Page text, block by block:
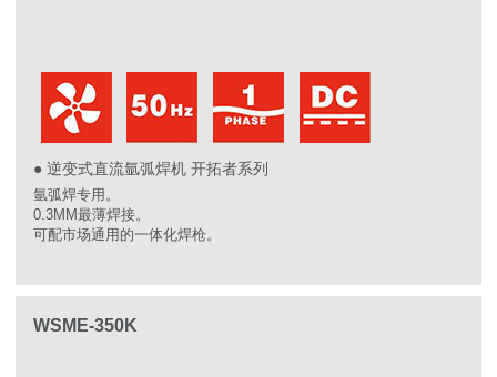
● 逆变式直流氩弧焊机 开拓者系列
氩弧焊专用。
0.3MM最薄焊接。
可配市场通用的一体化焊枪。
WSME-350K